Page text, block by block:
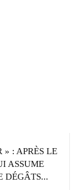
» : APRÈS LE
ASSUME
DÉGÂTS...